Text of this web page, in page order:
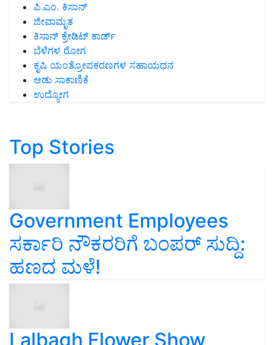
ಪಿ.ಎಂ. ಕಿಸಾನ್
ಜೀವಾಮೃತ
ಕಿಸಾನ್ ಕ್ರೇಡಿಟ್ ಕಾರ್ಡ್
ಬೆಳೆಗಳ ರೋಗ
ಕೃಷಿ ಯಂತ್ರೋಪಕರಣಗಳ ಸಹಾಯಧನ
ಆಡು ಸಾಕಾಣಿಕೆ
ಉದ್ಯೋಗ
Top Stories
Government Employees
ಸರ್ಕಾರಿ ನೌಕರರಿಗೆ ಬಂಪರ್‌ ಸುದ್ದಿ:
ಹಣದ ಮಳೆ!
Lalbagh Flower Show